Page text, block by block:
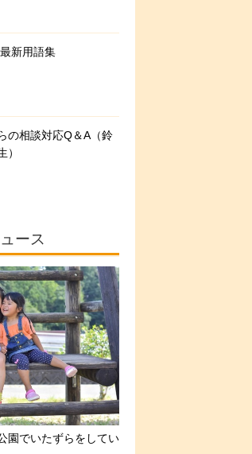
新用語集
の相談対応Q＆A（鈴
）
ース
園でいたずらをしてい